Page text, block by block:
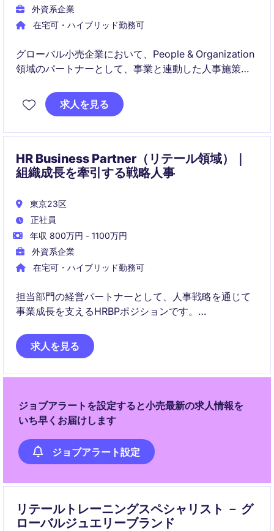
外資系企業
在宅可・ハイブリッド勤務可
グローバル小売企業において、People & Organization
領域のパートナーとして、事業と連動した人事施策の
採用・組織開発・従業員体験に関わる幅広い領域で、
マネジメント層への助言と実行支援を担うポジション
求人を見る
HR Business Partner（リテール領域）｜
組織成長を牽引する戦略人事
東京23区
正社員
年収 800万円 - 1100万円
外資系企業
在宅可・ハイブリッド勤務可
担当部門の経営パートナーとして、人事戦略を通じて
事業成長を支えるHRBPポジションです。
組織開発・採用・人材育成・エンゲージメント向上ま
で、幅広い人事領域に主体的に関与いただきます。
求人を見る
ジョブアラートを設定すると小売最新の求人情報を
いち早くお届けします
ジョブアラート設定
リテールトレーニングスペシャリスト － グ
ローバルジュエリーブランド